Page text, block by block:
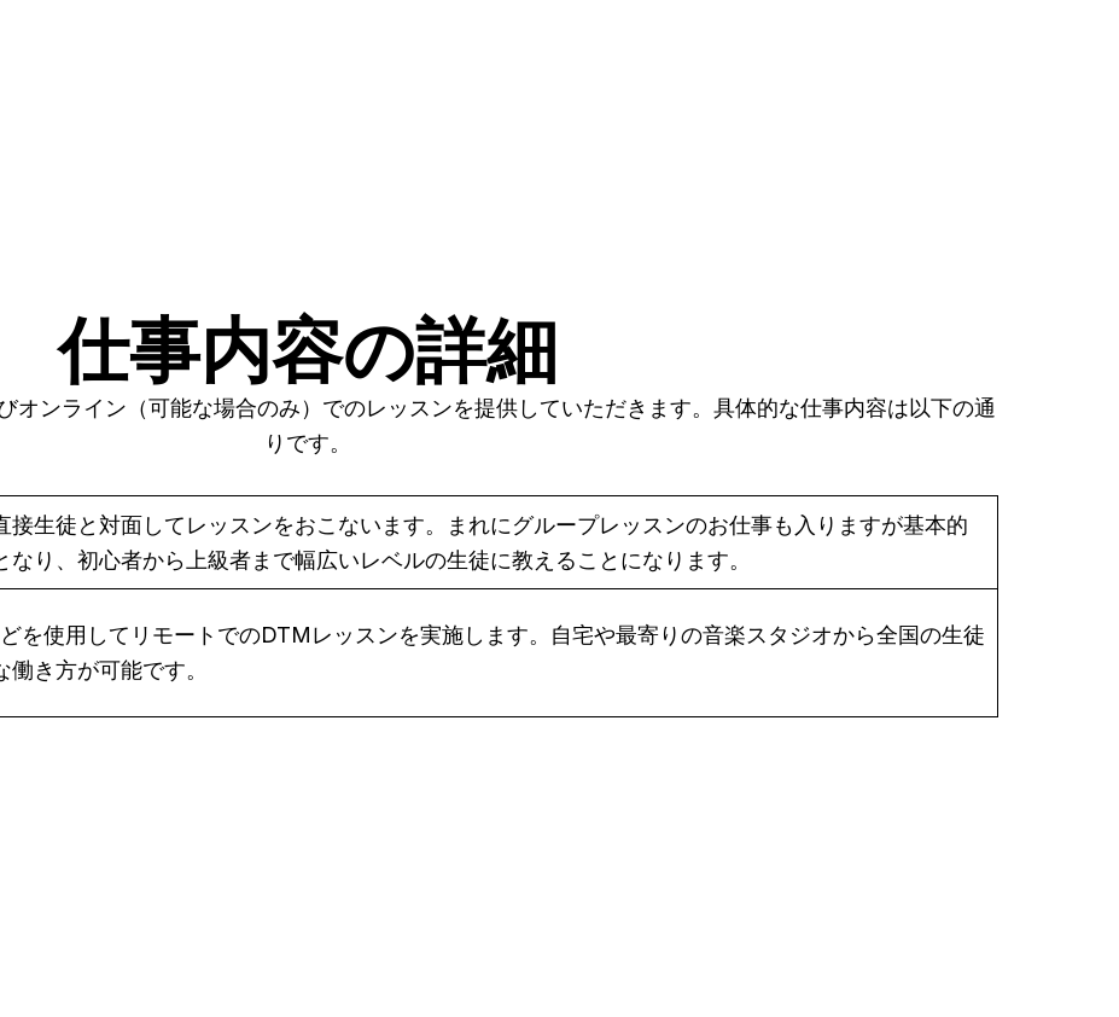
仕事内容の詳細
オンライン（可能な場合のみ）でのレッスンを提供していただきます。具体的な仕事内容は以下の通
りです。
接生徒と対面してレッスンをおこないます。まれにグループレッスンのお仕事も入りますが基本的
り、初心者から上級者まで幅広いレベルの生徒に教えることになります。
を使用してリモートでのDTMレッスンを実施します。自宅や最寄りの音楽スタジオから全国の生徒
き方が可能です。